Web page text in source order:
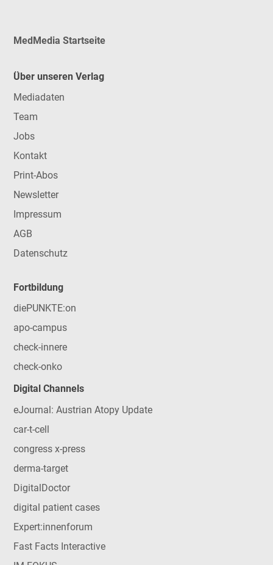
MedMedia Startseite
Über unseren Verlag
Mediadaten
Team
Jobs
Kontakt
Print-Abos
Newsletter
Impressum
AGB
Datenschutz
Fortbildung
diePUNKTE:on
apo-campus
check-innere
check-onko
Digital Channels
eJournal: Austrian Atopy Update
car-t-cell
congress x-press
derma-target
DigitalDoctor
digital patient cases
Expert:innenforum
Fast Facts Interactive